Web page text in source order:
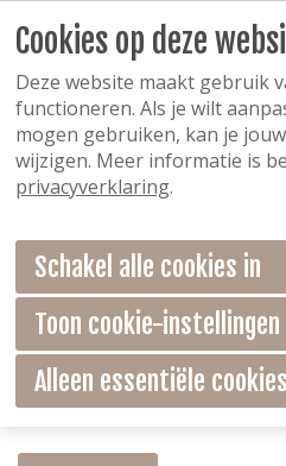
Cookies op deze
Deze website maakt gebruik
functioneren. Als je wilt
mogen gebruiken, kan je
wijzigen. Meer informatie is
privacyverklaring.
Schakel alle cookies in
Toon cookie-instellingen
Alleen essentiële cookies